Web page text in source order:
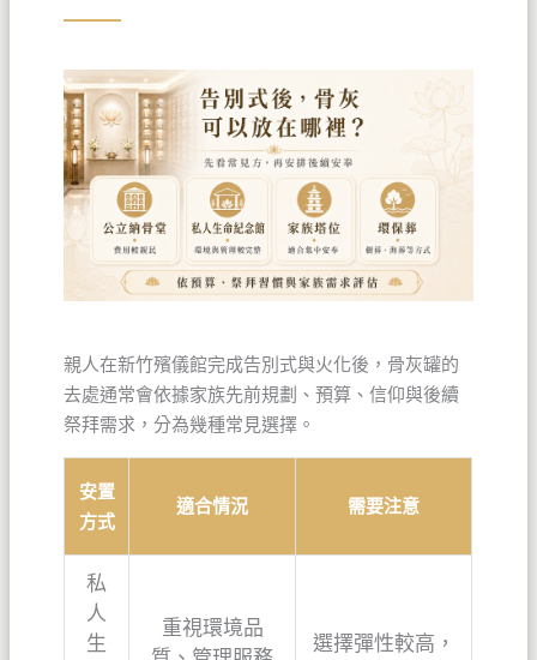
親人在新竹殯儀館完成告別式與火化後，骨灰罐的
去處通常會依據家族先前規劃、預算、信仰與後續
祭拜需求，分為幾種常見選擇。
安置
方式
適合情況 需要注意
私
人
生
重視環境品
選擇彈性較高，